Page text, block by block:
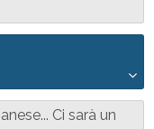
Ci sarà un